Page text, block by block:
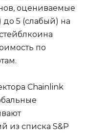
оцениваемые
до 5 (слабый) на
по
Chainlink
из списка S&P